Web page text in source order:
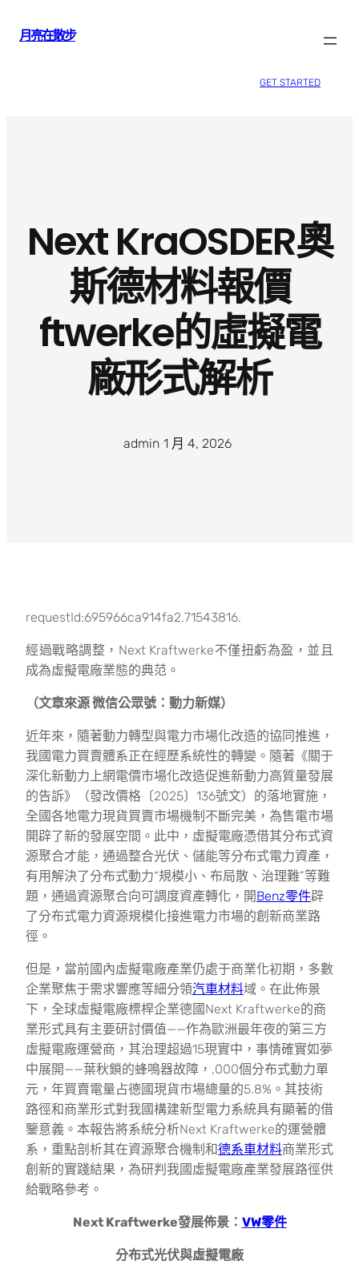
月亮在散步
GET STARTED
Next KraOSDER奧
斯德材料報價
ftwerke的虛擬電
廠形式解析
admin 1 月 4, 2026
requestId:695966ca914fa2.71543816.
經過戰略調整，Next Kraftwerke不僅扭虧為盈，並且
成為虛擬電廠業態的典范。
（文章來源 微信公眾號：動力新媒）
近年來，隨著動力轉型與電力市場化改造的協同推進，
我國電力買賣體系正在經歷系統性的轉變。隨著《關于
深化新動力上網電價市場化改造促進新動力高質量發展
的告訴》（發改價格〔2025〕136號文）的落地實施，
全國各地電力現貨買賣市場機制不斷完美，為售電市場
開辟了新的發展空間。此中，虛擬電廠憑借其分布式資
源聚合才能，通過整合光伏、儲能等分布式電力資產，
有用解決了分布式動力“規模小、布局散、治理難”等難
題，通過資源聚合向可調度資產轉化，開Benz零件辟
了分布式電力資源規模化接進電力市場的創新商業路
徑。
但是，當前國內虛擬電廠產業仍處于商業化初期，多數
企業聚焦于需求響應等細分領汽車材料域。在此佈景
下，全球虛擬電廠標桿企業德國Next Kraftwerke的商
業形式具有主要研討價值——作為歐洲最年夜的第三方
虛擬電廠運營商，其治理超過15現實中，事情確實如夢
中展開——葉秋鎖的蜂鳴器故障，,000個分布式動力單
元，年買賣電量占德國現貨市場總量的5.8%。其技術
路徑和商業形式對我國構建新型電力系統具有顯著的借
鑒意義。本報告將系統分析Next Kraftwerke的運營體
系，重點剖析其在資源聚合機制和德系車材料商業形式
創新的實踐結果，為研判我國虛擬電廠產業發展路徑供
給戰略參考。
Next Kraftwerke發展佈景： VW零件
分布式光伏與虛擬電廠